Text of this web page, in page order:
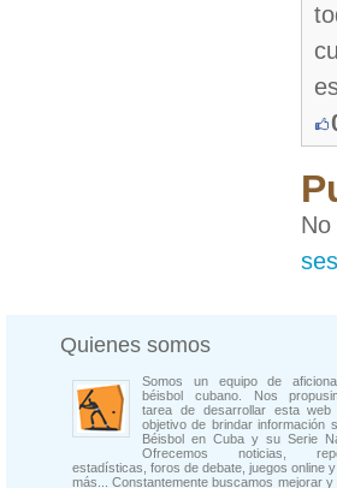
Quienes somos
Somos un equipo de
béisbol cubano. Nos
tarea de desarrollar esta
objetivo de brindar información
Béisbol en Cuba y su Serie
Ofrecemos noticias,
estadísticas, foros de debate, juegos online
más... Constantemente buscamos mejorar y